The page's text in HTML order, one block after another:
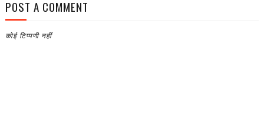
POST A COMMENT
कोई टिप्पणी नहीं